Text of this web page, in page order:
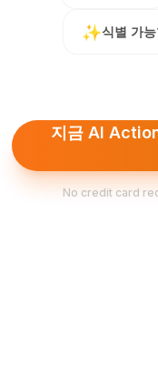
✨식별 가
지금 AI
No credit card